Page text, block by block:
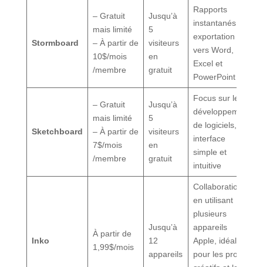
Stormboard
– Gratuit
mais limité
– À partir de
10$/mois
/membre
Jusqu’à
5
visiteurs
en
gratuit
Rapports
instantanés,
exportation
vers Word,
Excel et
PowerPoint
Sketchboard
– Gratuit
mais limité
– À partir de
7$/mois
/membre
Jusqu’à
5
visiteurs
en
gratuit
Focus sur le
développement
de logiciels,
interface
simple et
intuitive
Inko
À partir de
1,99$/mois
Jusqu’à
12
appareils
Collaboration
en utilisant
plusieurs
appareils
Apple, idéal
pour les projets